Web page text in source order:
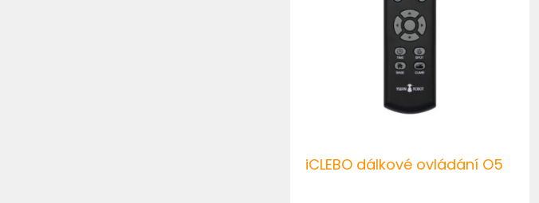
iCLEBO dálkové ovládání O5